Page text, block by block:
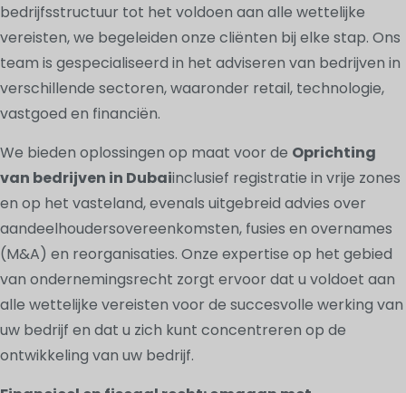
bedrijfsstructuur tot het voldoen aan alle wettelijke
vereisten, we begeleiden onze cliënten bij elke stap. Ons
team is gespecialiseerd in het adviseren van bedrijven in
verschillende sectoren, waaronder retail, technologie,
vastgoed en financiën.
We bieden oplossingen op maat voor de Oprichting
van bedrijven in Dubaiinclusief registratie in vrije zones
en op het vasteland, evenals uitgebreid advies over
aandeelhoudersovereenkomsten, fusies en overnames
(M&A) en reorganisaties. Onze expertise op het gebied
van ondernemingsrecht zorgt ervoor dat u voldoet aan
alle wettelijke vereisten voor de succesvolle werking van
uw bedrijf en dat u zich kunt concentreren op de
ontwikkeling van uw bedrijf.